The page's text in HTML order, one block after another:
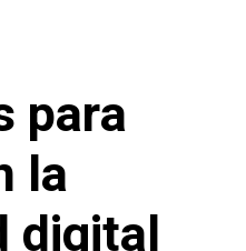
para
la
digital